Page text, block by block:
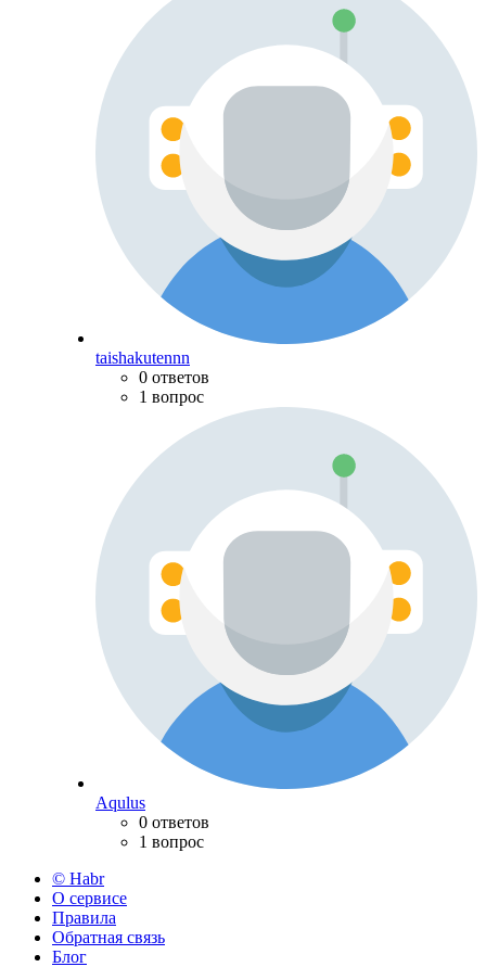
taishakutennn
0 ответов
1 вопрос
Aqulus
0 ответов
1 вопрос
© Habr
О сервисе
Правила
Обратная связь
Блог